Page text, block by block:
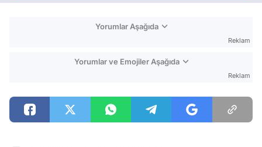
Yorumlar Aşağıda
Reklam
Yorumlar ve Emojiler Aşağıda
Reklam